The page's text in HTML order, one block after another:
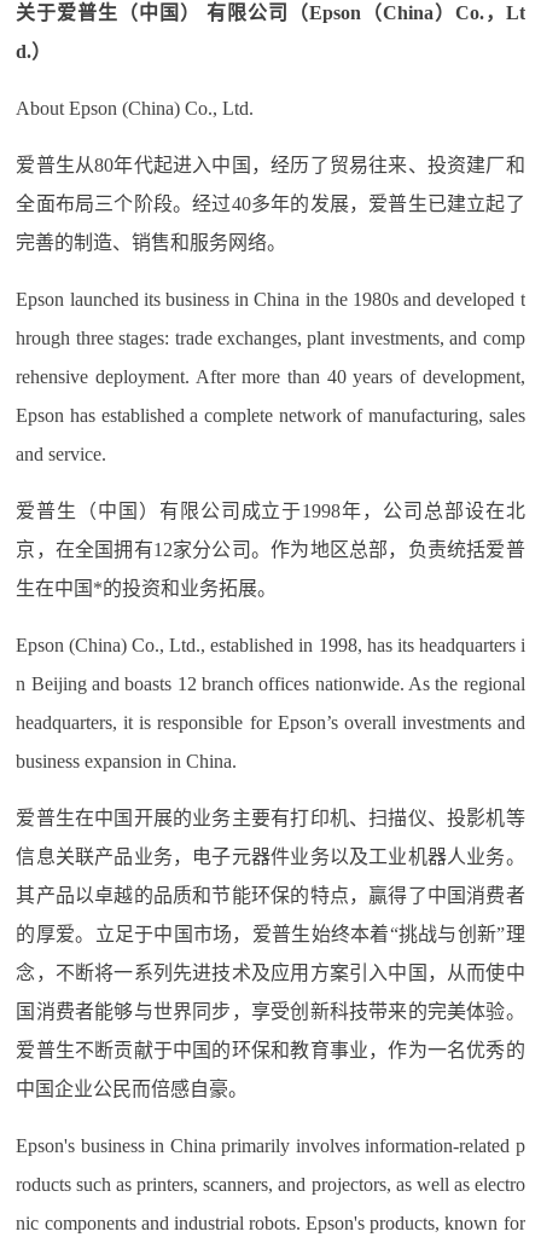
关于爱普生（中国） 有限公司（Epson（China）Co.，Lt
d.）
About Epson (China) Co., Ltd.
爱普生从80年代起进入中国，经历了贸易往来、投资建厂和
全面布局三个阶段。经过40多年的发展，爱普生已建立起了
完善的制造、销售和服务网络。
Epson launched its business in China in the 1980s and developed t
hrough three stages: trade exchanges, plant investments, and comp
rehensive deployment. After more than 40 years of development,
Epson has established a complete network of manufacturing, sales
and service.
爱普生（中国）有限公司成立于1998年，公司总部设在北
京，在全国拥有12家分公司。作为地区总部，负责统括爱普
生在中国*的投资和业务拓展。
Epson (China) Co., Ltd., established in 1998, has its headquarters i
n Beijing and boasts 12 branch offices nationwide. As the regional
headquarters, it is responsible for Epson’s overall investments and
business expansion in China.
爱普生在中国开展的业务主要有打印机、扫描仪、投影机等
信息关联产品业务，电子元器件业务以及工业机器人业务。
其产品以卓越的品质和节能环保的特点，贏得了中国消费者
的厚爱。立足于中国市场，爱普生始终本着“挑战与创新”理
念，不断将一系列先进技术及应用方案引入中国，从而使中
国消费者能够与世界同步，享受创新科技带来的完美体验。
爱普生不断贡献于中国的环保和教育事业，作为一名优秀的
中国企业公民而倍感自豪。
Epson's business in China primarily involves information-related p
roducts such as printers, scanners, and projectors, as well as electro
nic components and industrial robots. Epson's products, known for